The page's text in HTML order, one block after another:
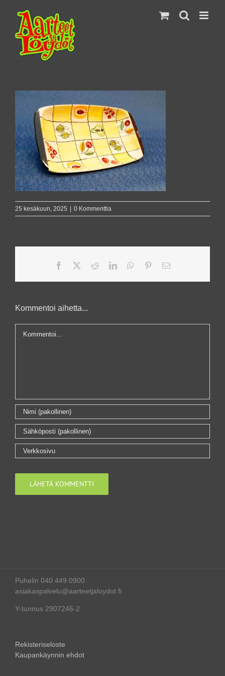
content
25 kesäkuun, 2025 0 Kommenttia
Facebook RedditLinkedInWhatsApp
PinterestSähköposti
Kommentoi aihetta...
Puhelin 040 449 0900
asiakaspalvelu@aarteetjaloydot.fi
Y-tunnus 2907246-2
Rekisteriseloste
Kaupankäynnin ehdot